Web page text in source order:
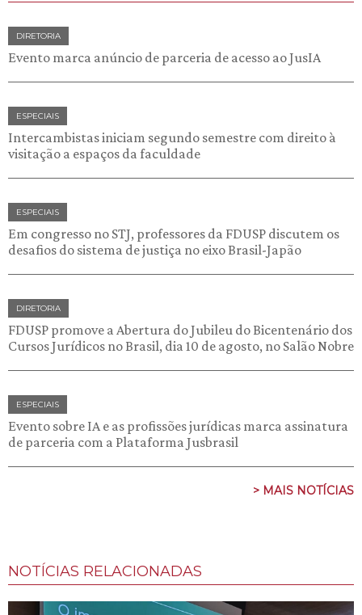
DIRETORIA
Evento marca anúncio de parceria de acesso ao JusIA
ESPECIAIS
Intercambistas iniciam segundo semestre com direito à
visitação a espaços da faculdade
ESPECIAIS
Em congresso no STJ, professores da FDUSP discutem os
desafios do sistema de justiça no eixo Brasil-Japão
DIRETORIA
FDUSP promove a Abertura do Jubileu do Bicentenário dos
Cursos Jurídicos no Brasil, dia 10 de agosto, no Salão Nobre
ESPECIAIS
Evento sobre IA e as profissões jurídicas marca assinatura
de parceria com a Plataforma Jusbrasil
> MAIS NOTÍCIAS
NOTÍCIAS RELACIONADAS